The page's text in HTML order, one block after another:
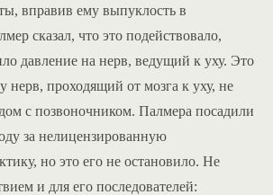
вправив ему выпуклость в
сказал, что это подействовало,
давление на нерв, ведущий к уху. Это
нерв, проходящий от мозга к уху, не
с позвоночником. Палмера посадили
за нелицензированную
но это его не остановило. Не
и для его последователей: